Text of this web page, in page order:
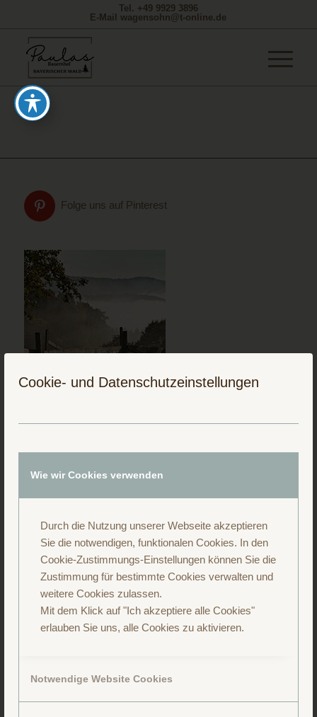
Cookie- und Datenschutzeinstellungen
Wie wir Cookies verwenden
Durch die Nutzung unserer Webseite akzeptieren
Sie die notwendigen, funktionalen Cookies. In den
Cookie-Zustimmungs-Einstellungen können Sie die
Zustimmung für bestimmte Cookies verwalten und
weitere Cookies zulassen.
Mit dem Klick auf "Ich akzeptiere alle Cookies"
erlauben Sie uns, alle Cookies zu aktivieren.
Notwendige Website Cookies
Tel. +49 9929 3896
E-Mail wagensohn@t-online.de
Folge uns auf Pinterest